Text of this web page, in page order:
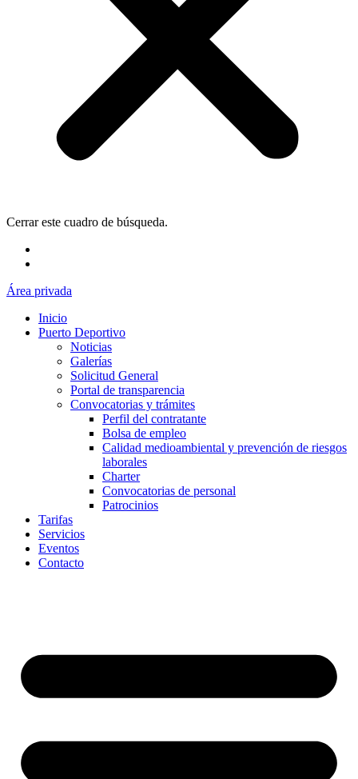
Cerrar este cuadro de búsqueda.
Área privada
Inicio
Puerto Deportivo
Noticias
Galerías
Solicitud General
Portal de transparencia
Convocatorias y trámites
Perfil del contratante
Bolsa de empleo
Calidad medioambiental y prevención de riesgos
laborales
Charter
Convocatorias de personal
Patrocinios
Tarifas
Servicios
Eventos
Contacto